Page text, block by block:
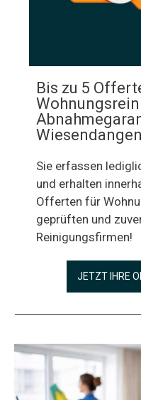
Bis zu 5
Sie erfassen
und erhalten
Offerten für
geprüften und
Reinigungsfirmen!
JETZT IHRE